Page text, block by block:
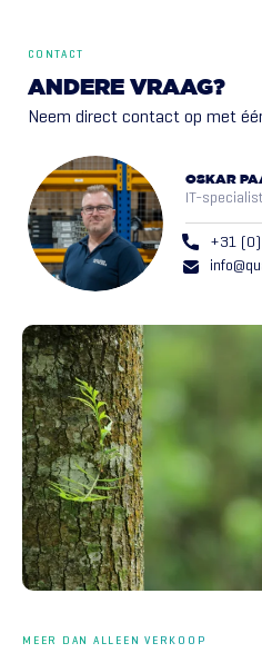
CONTACT
ANDERE VRAAG?
Neem direct contact op met
OSKAR
IT-specialist
+31
MEER DAN ALLEEN VERKOOP